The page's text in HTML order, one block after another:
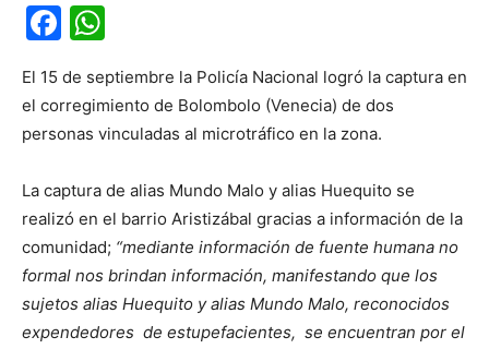
Facebook
El 15 de septiembre la Policía Nacional logró la captura en
el corregimiento de Bolombolo (Venecia) de dos
personas vinculadas al microtráfico en la zona.
La captura de alias Mundo Malo y alias Huequito se
realizó en el barrio Aristizábal gracias a información de la
comunidad; “mediante información de fuente humana no
formal nos brindan información, manifestando que los
sujetos alias Huequito y alias Mundo Malo, reconocidos
expendedores de estupefacientes, se encuentran por el